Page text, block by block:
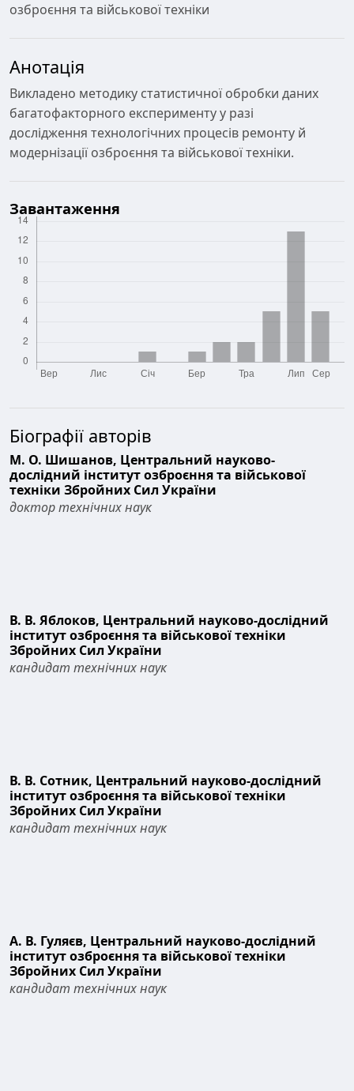
озброєння та військової техніки
Анотація
Викладено методику статистичної обробки даних
багатофакторного експерименту у разі
дослідження технологічних процесів ремонту й
модернізації озброєння та військової техніки.
Завантаження
Біографії авторів
М. О. Шишанов, Центральний науково-
дослідний інститут озброєння та військової
техніки Збройних Сил України
доктор технічних наук
В. В. Яблоков, Центральний науково-дослідний
інститут озброєння та військової техніки
Збройних Сил України
кандидат технічних наук
В. В. Сотник, Центральний науково-дослідний
інститут озброєння та військової техніки
Збройних Сил України
кандидат технічних наук
А. В. Гуляєв, Центральний науково-дослідний
інститут озброєння та військової техніки
Збройних Сил України
кандидат технічних наук